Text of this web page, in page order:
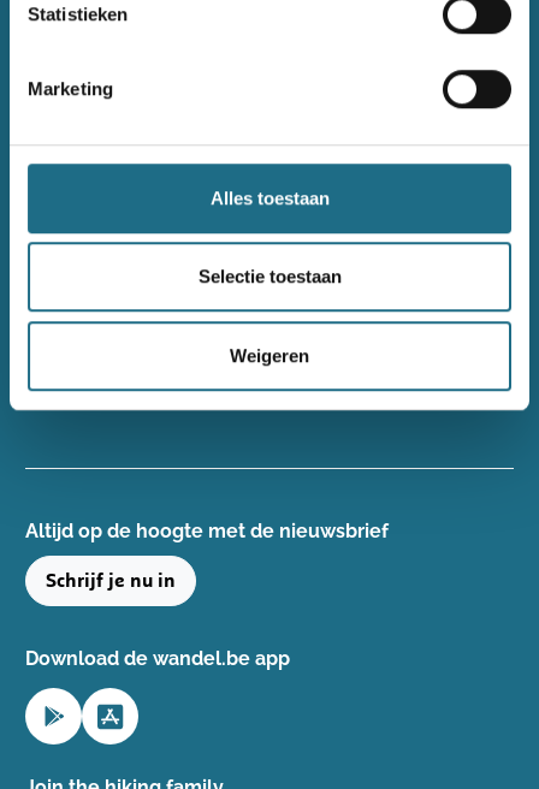
Statistieken
Marketing
Alles toestaan
Selectie toestaan
Weigeren
Wandelinspiratie
Gezondheid
+32(0)50 40 51 40
info@wandelsport.be
BE 0643 481 073
Altijd op de hoogte ​met de nieuwsbrief
Schrijf je nu in
Download de wandel.be app